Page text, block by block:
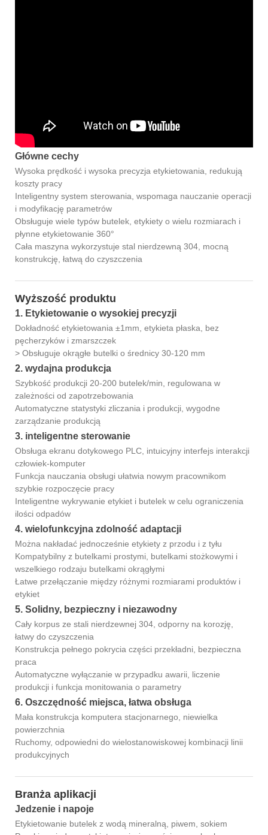
Główne cechy
Wysoka prędkość i wysoka precyzja etykietowania, redukują
koszty pracy
Inteligentny system sterowania, wspomaga nauczanie operacji
i modyfikację parametrów
Obsługuje wiele typów butelek, etykiety o wielu rozmiarach i
płynne etykietowanie 360°
Cała maszyna wykorzystuje stal nierdzewną 304, mocną
konstrukcję, łatwą do czyszczenia
Wyższość produktu
1. Etykietowanie o wysokiej precyzji
Dokładność etykietowania ±1mm, etykieta płaska, bez
pęcherzyków i zmarszczek
> Obsługuje okrągłe butelki o średnicy 30-120 mm
2. wydajna produkcja
Szybkość produkcji 20-200 butelek/min, regulowana w
zależności od zapotrzebowania
Automatyczne statystyki zliczania i produkcji, wygodne
zarządzanie produkcją
3. inteligentne sterowanie
Obsługa ekranu dotykowego PLC, intuicyjny interfejs interakcji
człowiek-komputer
Funkcja nauczania obsługi ułatwia nowym pracownikom
szybkie rozpoczęcie pracy
Inteligentne wykrywanie etykiet i butelek w celu ograniczenia
ilości odpadów
4. wielofunkcyjna zdolność adaptacji
Można nakładać jednocześnie etykiety z przodu i z tyłu
Kompatybilny z butelkami prostymi, butelkami stożkowymi i
wszelkiego rodzaju butelkami okrągłymi
Łatwe przełączanie między różnymi rozmiarami produktów i
etykiet
5. Solidny, bezpieczny i niezawodny
Cały korpus ze stali nierdzewnej 304, odporny na korozję,
łatwy do czyszczenia
Konstrukcja pełnego pokrycia części przekładni, bezpieczna
praca
Automatyczne wyłączanie w przypadku awarii, liczenie
produkcji i funkcja monitowania o parametry
6. Oszczędność miejsca, łatwa obsługa
Mała konstrukcja komputera stacjonarnego, niewielka
powierzchnia
Ruchomy, odpowiedni do wielostanowiskowej kombinacji linii
produkcyjnych
Branża aplikacji
Jedzenie i napoje
Etykietowanie butelek z wodą mineralną, piwem, sokiem